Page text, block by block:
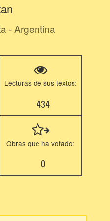
- Argentina
Lecturas de sus textos:
434
Obras que ha votado:
0